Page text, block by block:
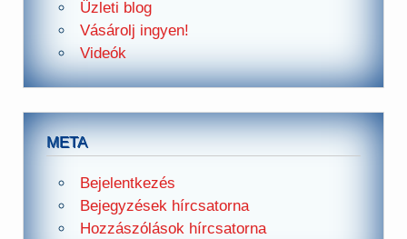
Üzleti blog
Vásárolj ingyen!
Videók
META
Bejelentkezés
Bejegyzések hírcsatorna
Hozzászólások hírcsatorna